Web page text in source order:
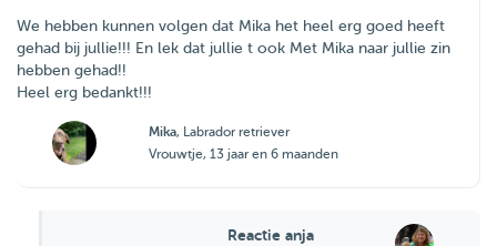
We hebben kunnen volgen dat Mika het heel erg goed heeft
gehad bij jullie!!! En lek dat jullie t ook Met Mika naar jullie zin
hebben gehad!!
Heel erg bedankt!!!
Mika, Labrador retriever
Vrouwtje, 13 jaar en 6 maanden
Reactie anja